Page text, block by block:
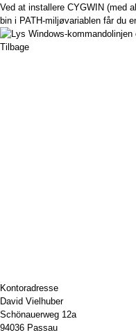
Ved at installere CYGWIN (med
bin i PATH-miljøvariablen får du
Tilbage
Kontoradresse
David Vielhuber
Schönauerweg 12a
94036 Passau